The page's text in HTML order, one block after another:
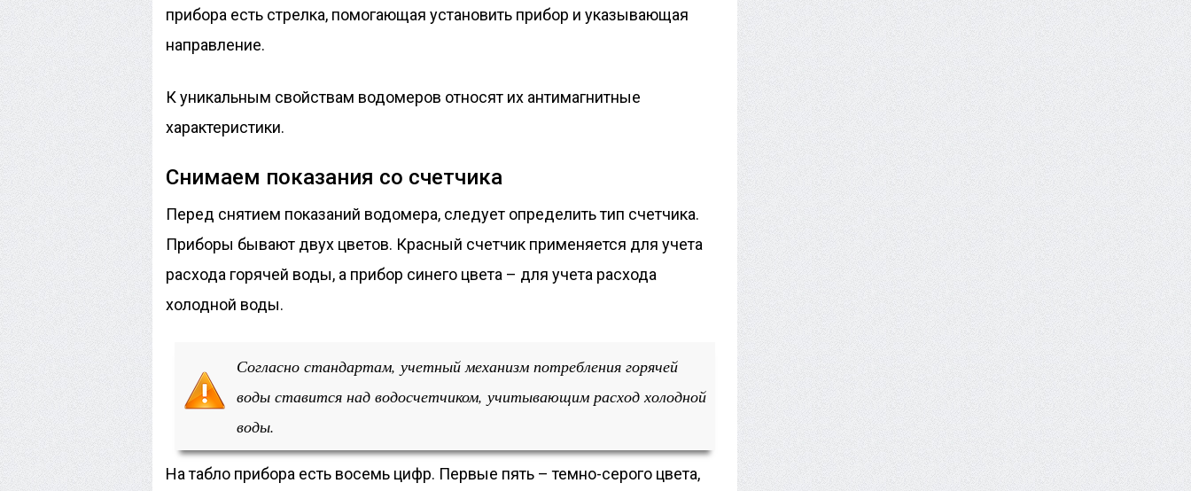
прибора есть стрелка, помогающая установить прибор и указывающая
направление.
К уникальным свойствам водомеров относят их антимагнитные
характеристики.
Снимаем показания со счетчика
Перед снятием показаний водомера, следует определить тип счетчика.
Приборы бывают двух цветов. Красный счетчик применяется для учета
расхода горячей воды, а прибор синего цвета – для учета расхода
холодной воды.
Согласно стандартам, учетный механизм потребления горячей
воды ставится над водосчетчиком, учитывающим расход холодной
воды.
На табло прибора есть восемь цифр. Первые пять – темно-серого цвета,